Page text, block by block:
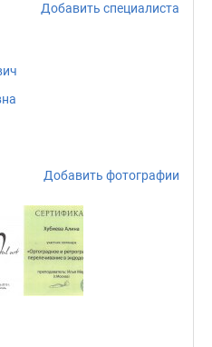
Добавить специалиста
Добавить фотографии